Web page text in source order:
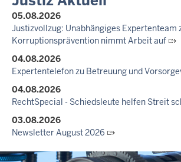
05.08.2026
Justizvollzug: Unabhängiges Expertenteam
Korruptionsprävention nimmt Arbeit auf
04.08.2026
Expertentelefon zu Betreuung und
04.08.2026
RechtSpecial - Schiedsleute helfen Streit
03.08.2026
Newsletter August 2026
27.07.2026